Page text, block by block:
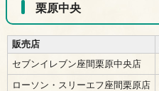
栗原中央
販売店
セブンイレブン座間栗原中央店
ローソン・スリーエフ座間栗原店